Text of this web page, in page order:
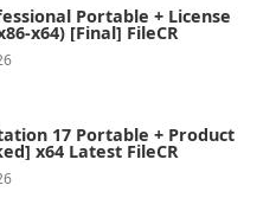
Portable + License
x64) [Final] FileCR
17 Portable + Product
x64 Latest FileCR